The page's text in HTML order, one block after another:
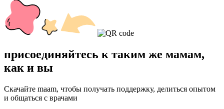
присоединяйтесь к таким же мамам,
как и вы
Скачайте maam, чтобы получать поддержку, делиться опытом
и общаться с врачами